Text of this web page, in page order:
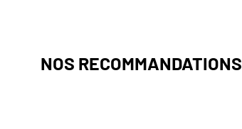
NOS RECOMMANDATIONS